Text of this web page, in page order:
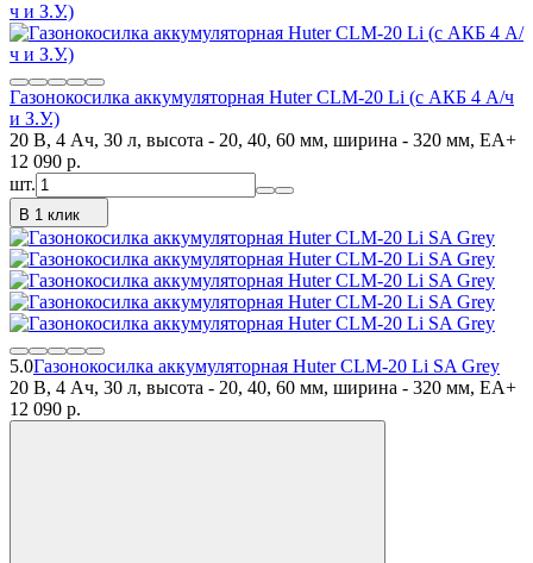
Газонокосилка аккумуляторная Huter CLM-20 Li (с АКБ 4 А/ч
и З.У.)
20 В, 4 Ач, 30 л, высота - 20, 40, 60 мм, ширина - 320 мм, ЕА+
12 090 p.
шт.
В 1 клик
5.0Газонокосилка аккумуляторная Huter CLM-20 Li SA Grey
20 В, 4 Ач, 30 л, высота - 20, 40, 60 мм, ширина - 320 мм, ЕА+
12 090 p.